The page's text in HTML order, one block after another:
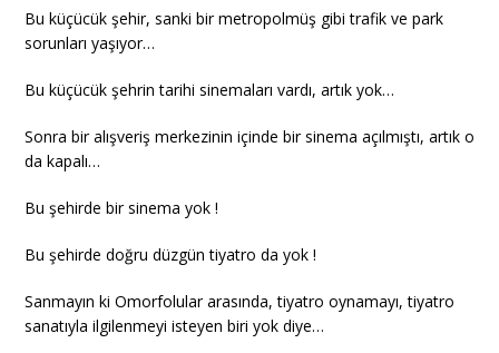
Bu küçücük şehir, sanki bir metropolmüş gibi trafik ve park
sorunları yaşıyor…
Bu küçücük şehrin tarihi sinemaları vardı, artık yok…
Sonra bir alışveriş merkezinin içinde bir sinema açılmıştı, artık o
da kapalı…
Bu şehirde bir sinema yok !
Bu şehirde doğru düzgün tiyatro da yok !
Sanmayın ki Omorfolular arasında, tiyatro oynamayı, tiyatro
sanatıyla ilgilenmeyi isteyen biri yok diye…